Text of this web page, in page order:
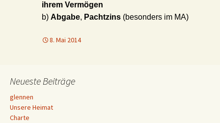
ihrem Vermögen
b) Abgabe, Pachtzins (besonders im MA)
8. Mai 2014
Neueste Beiträge
glennen
Unsere Heimat
Charte